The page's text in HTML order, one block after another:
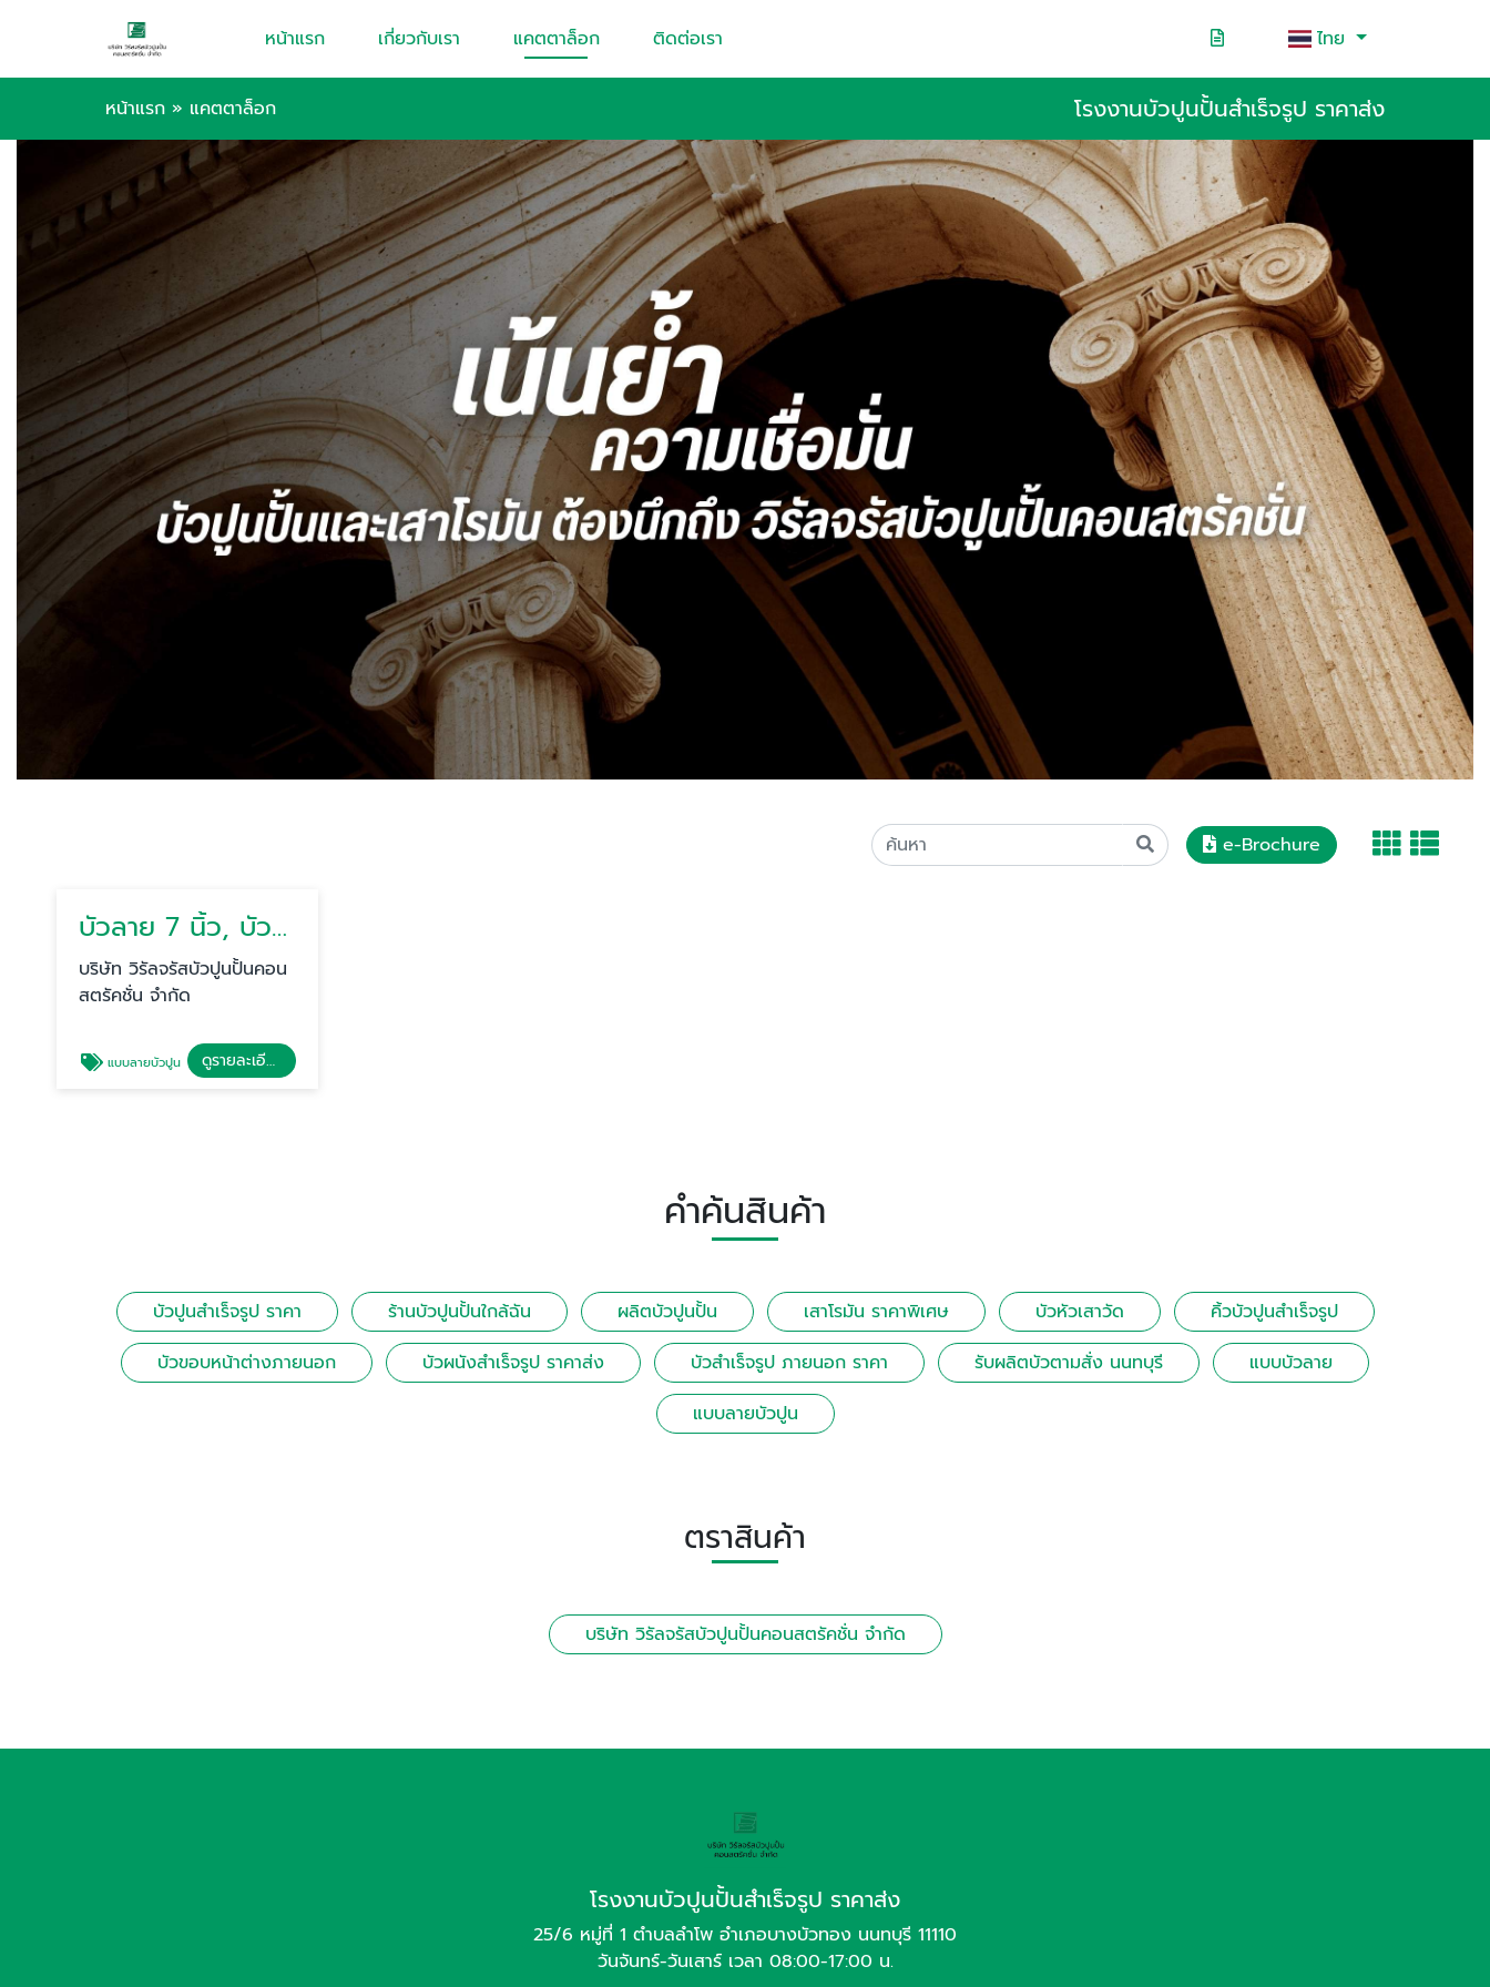
หน้าแรก เกี่ยวกับเรา แคตตาล็อก ติดต่อเรา ไทย
หน้าแรก » แคตตาล็อก โรงงานบัวปูนปั้นสำเร็จรูป ราคาส่ง
e-Brochure
บัวลาย 7 นิ้ว, บัวลาย 8 นิ้ว
บริษัท วิรัลจรัสบัวปูนปั้นคอน
สตรัคชั่น จำกัด
แบบลายบัวปูน ดูรายละเอียด
คำค้นสินค้า
บัวปูนสําเร็จรูป ราคา ร้านบัวปูนปั้นใกล้ฉัน ผลิตบัวปูนปั้น เสาโรมัน ราคาพิเศษ บัวหัวเสาวัด
คิ้วบัวปูนสําเร็จรูป
บัวขอบหน้าต่างภายนอก
บัวผนังสําเร็จรูป ราคาส่ง บัวสําเร็จรูป ภายนอก ราคา รับผลิตบัวตามสั่ง นนทบุรี
แบบบัวลาย
แบบลายบัวปูน
ตราสินค้า
บริษัท วิรัลจรัสบัวปูนปั้นคอนสตรัคชั่น จำกัด
โรงงานบัวปูนปั้นสำเร็จรูป ราคาส่ง
25/6 หมู่ที่ 1 ตำบลลำโพ อำเภอบางบัวทอง นนทบุรี 11110
วันจันทร์-วันเสาร์ เวลา 08:00-17:00 น.